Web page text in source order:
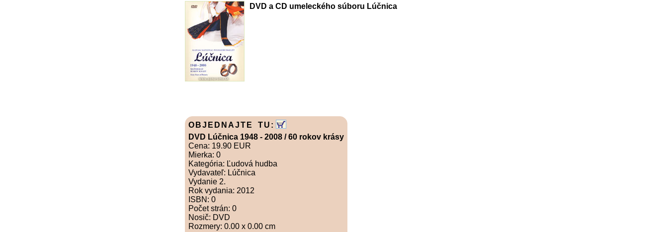
DVD a CD umeleckého súboru Lúčnica
OBJEDNAJTE TU:
DVD Lúčnica 1948 - 2008 / 60 rokov krásy
Cena: 19.90 EUR
Mierka: 0
Kategória: Ľudová hudba
Vydavateľ: Lúčnica
Vydanie 2.
Rok vydania: 2012
ISBN: 0
Počet strán: 0
Nosič: DVD
Rozmery: 0.00 x 0.00 cm